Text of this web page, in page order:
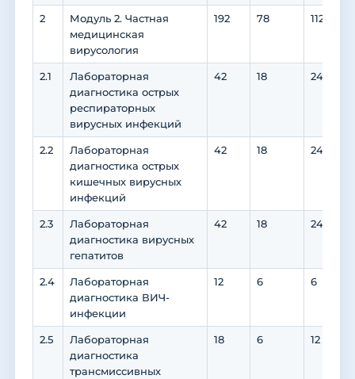
2
Модуль 2. Частная
медицинская
вирусология
192 78 112
2.1
Лабораторная
диагностика острых
респираторных
вирусных инфекций
42 18 24
2.2
Лабораторная
диагностика острых
кишечных вирусных
инфекций
42 18 24
2.3
Лабораторная
диагностика вирусных
гепатитов
42 18 24
2.4
Лабораторная
диагностика ВИЧ-
инфекции
12 6 6
2.5
Лабораторная
диагностика
трансмиссивных
18 6 12